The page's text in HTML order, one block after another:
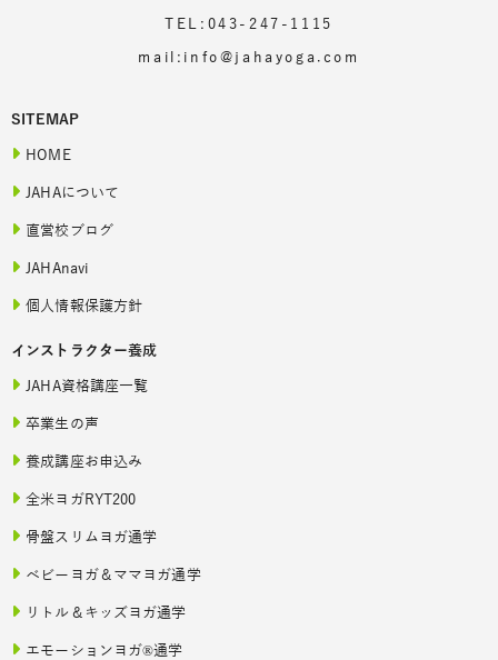
TEL:043-247-1115
mail:info@jahayoga.com
SITEMAP
HOME
JAHAについて
直営校ブログ
JAHAnavi
個人情報保護方針
インストラクター養成
JAHA資格講座一覧
卒業生の声
養成講座お申込み
全米ヨガRYT200
骨盤スリムヨガ通学
ベビーヨガ＆ママヨガ通学
リトル＆キッズヨガ通学
エモーションヨガ®通学